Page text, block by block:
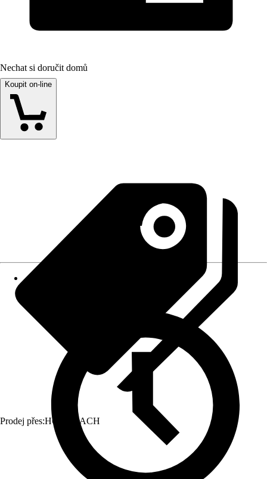
Nechat si doručit domů
Koupit on-line
Prodej přes:HORNBACH